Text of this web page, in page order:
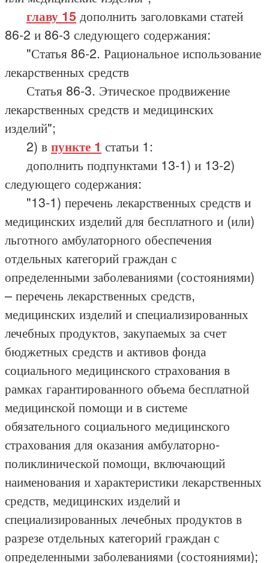
главу 15 дополнить заголовками статей
86-2 и 86-3 следующего содержания:
"Статья 86-2. Рациональное использование
лекарственных средств
Статья 86-3. Этическое продвижение
лекарственных средств и медицинских
изделий";
2) в пункте 1 статьи 1:
дополнить подпунктами 13-1) и 13-2)
следующего содержания:
"13-1) перечень лекарственных средств и
медицинских изделий для бесплатного и (или)
льготного амбулаторного обеспечения
отдельных категорий граждан с
определенными заболеваниями (состояниями)
– перечень лекарственных средств,
медицинских изделий и специализированных
лечебных продуктов, закупаемых за счет
бюджетных средств и активов фонда
социального медицинского страхования в
рамках гарантированного объема бесплатной
медицинской помощи и в системе
обязательного социального медицинского
страхования для оказания амбулаторно-
поликлинической помощи, включающий
наименования и характеристики лекарственных
средств, медицинских изделий и
специализированных лечебных продуктов в
разрезе отдельных категорий граждан с
определенными заболеваниями (состояниями);